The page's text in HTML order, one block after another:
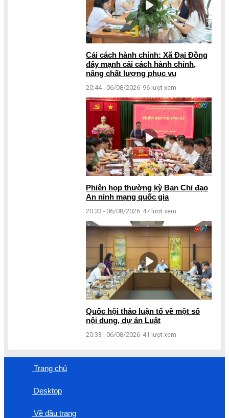
Cải cách hành chính: Xã Đại Đồng
đẩy mạnh cải cách hành chính,
nâng chất lượng phục vụ
20:44 - 06/08/2026 96 lượt xem
Phiên họp thường kỳ Ban Chỉ đạo
An ninh mạng quốc gia
20:33 - 06/08/2026 47 lượt xem
Quốc hội thảo luận tổ về một số
nội dung, dự án Luật
20:33 - 06/08/2026 41 lượt xem
Trang chủ
Desktop
Về đầu trang